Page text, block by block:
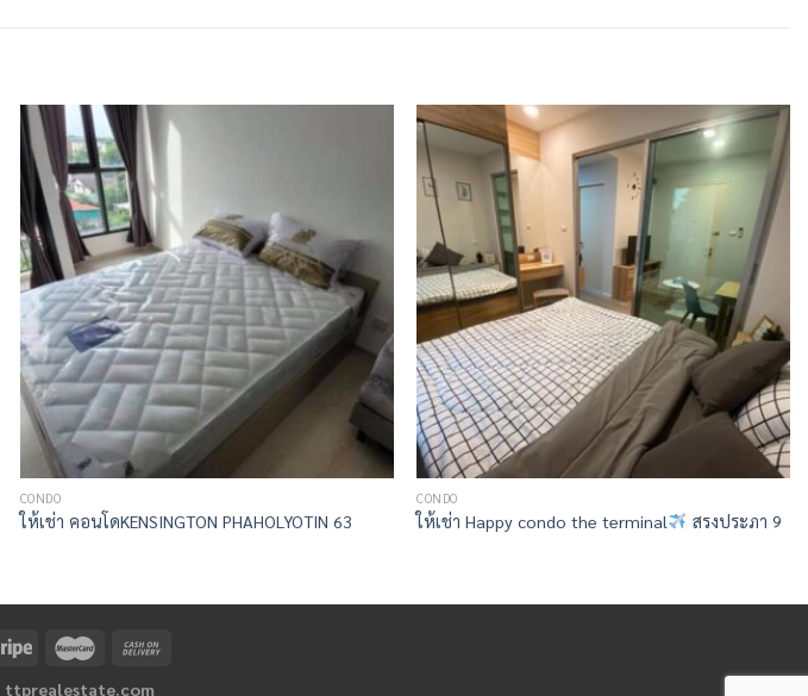
CONDO
ให้เช่า คอนโดKENSINGTON PHAHOLYOTIN 63
CONDO
ให้เช่า Happy condo the terminal สรงประภา 9
ttprealestate.com